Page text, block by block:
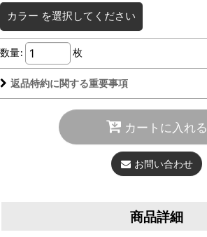
カラー を選択してください
数量: 枚
返品特約に関する重要事項
カートに入れる
お問い合わせ
商品詳細